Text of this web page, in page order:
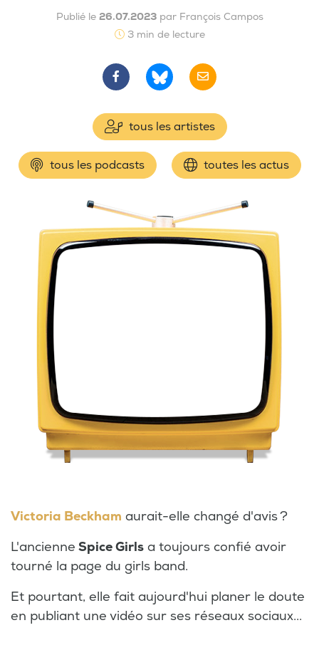
Publié le 26.07.2023 par François Campos
3 min de lecture
tous les artistes
tous les podcasts toutes les actus
Victoria Beckham aurait-elle changé d'avis ?
L'ancienne Spice Girls a toujours confié avoir
tourné la page du girls band.
Et pourtant, elle fait aujourd'hui planer le doute
en publiant une vidéo sur ses réseaux sociaux...